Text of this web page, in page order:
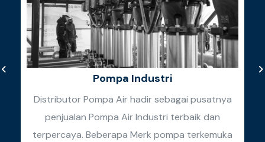
Pompa Industri
Distributor Pompa Air hadir sebagai pusatnya
penjualan Pompa Air Industri terbaik dan
terpercaya. Beberapa Merk pompa terkemuka